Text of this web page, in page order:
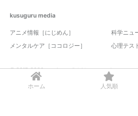
ホーム 人気順
kusuguru media
アニメ情報［にじめん］
科学ニュ
メンタルケア［ココロジー］
心理テス
© 2017-2026 nazology. all rights reserved.